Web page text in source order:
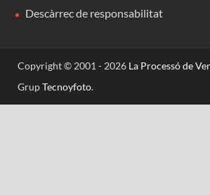
Descàrrec de responsabilitat
Copyright © 2001 - 2026 La Processó de
GrupTecnoyfoto.